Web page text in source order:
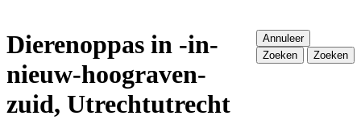
Annuleer
Zoeken
Zoeken
Dierenoppas in -in-
nieuw-hoograven-
zuid, Utrechtutrecht